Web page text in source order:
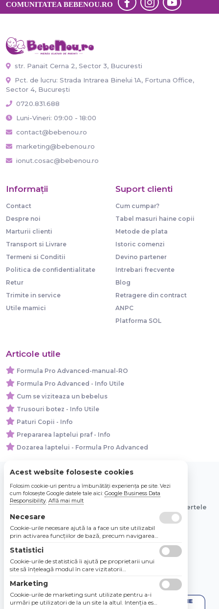
COMUNITATEA BEBENOU.RO
str. Panait Cerna 2, Sector 3, Bucuresti
Pct. de lucru: Strada Intrarea Binelui 1A, Fortuna Office,
Sector 4, București
0720.831.688
Luni-Vineri: 09:00 - 18:00
contact@bebenou.ro
marketing@bebenou.ro
ionut.cosac@bebenou.ro
Informaţii
Contact
Despre noi
Marturii clienti
Transport si Livrare
Termeni si Conditii
Politica de confidentialitate
Retur
Trimite in service
Utile mamici
Suport clienti
Cum cumpar?
Tabel masuri haine copii
Metode de plata
Istoric comenzi
Devino partener
Intrebari frecvente
Blog
Retragere din contract
ANPC
Platforma SOL
Articole utile
Formula Pro Advanced-manual-RO
Formula Pro Advanced - Info Utile
Cum se viziteaza un bebelus
Trusouri botez - Info Utile
Paturi Copii - Info
Prepararea laptelui praf - Info
Dozarea laptelui - Formula Pro Advanced
© 2026 Bebe Nou Online Store SRL
Toate preturile sunt exprimate in lei si includ tva. Ofertele
sunt valabile in limita stocului disponibil.
Acest website foloseste cookies
Folosim cookie-uri pentru a îmbunătăți experiența pe site. Vezi
cum folosește Google datele tale aici: Google Business Data
Responsibility. Află mai mult
Necesare
Cookie-urile necesare ajută la a face un site utilizabil
prin activarea funcţiilor de bază, precum navigarea
Site-ul nu poate funcţiona corespunzător fără aceste
cookie-uri.
Statistici
Cookie-urile de statistică îi ajută pe proprietarii unui
site să înţeleagă modul în care vizitatorii
raportarea informaţiilor în mod anonim.
Marketing
Cookie-urile de marketing sunt utilizate pentru a-i
urmări pe utilizatori de la un site la altul. Intenţia este